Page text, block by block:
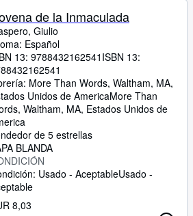
de la Inmaculada
Giulio
Español
13: 9788432162541 ISBN 13:
More Than Words, Waltham, MA,
Unidos de AmericaMore Than
, Waltham, MA, Estados Unidos de
de 5 estrellas
BLANDA
Usado - AceptableUsado -
8,03